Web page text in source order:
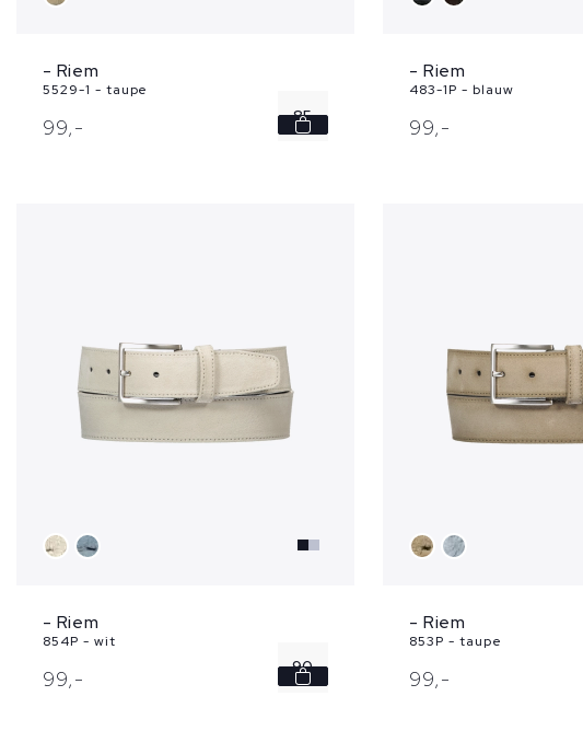
- Riem
5529-1 - taupe
99,- 85
- Riem
483-1P - blauw
99,-
- Riem
854P - wit
99,- 90
- Riem
853P - taupe
99,-